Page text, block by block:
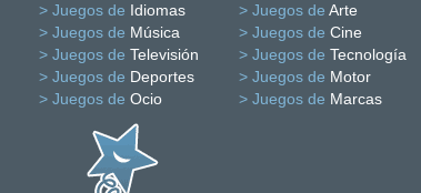
> Juegos de Idiomas > Juegos de Arte
> Juegos de Música > Juegos de Cine
> Juegos de Televisión > Juegos de Tecnología
> Juegos de Deportes > Juegos de Motor
> Juegos de Ocio > Juegos de Marcas